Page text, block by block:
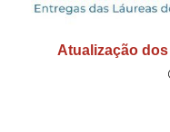
Atualização dos